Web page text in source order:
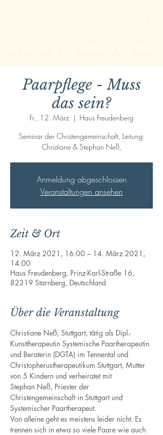
Paarpflege - Muss
das sein?
Fr., 12. März
  |
Haus Freudenberg
Seminar der Christengemeinschaft, Leitung:
Christiane & Stephan Neß,
Anmeldung abgeschlossen
Veranstaltungen ansehen
Zeit & Ort
12. März 2021, 16:00 – 14. März 2021,
14:00
Haus Freudenberg, Prinz-Karl-Straße 16,
82319 Starnberg, Deutschland
Über die Veranstaltung
Christiane Neß, Stuttgart, tätig als Dipl.-
Kunsttherapeutin Systemische Paartherapeutin
und Beraterin (DGTA) im Tennental und
Christopherustherapeutikum Stuttgart, Mutter
von 5 Kindern und verheiratet mit
Stephan Neß, Priester der
Christengemeinschaft in Stuttgart und
Systemischer Paartherapeut.
Von alleine geht es meistens leider nicht. Es
trennen sich in etwa so viele Paare wie auch